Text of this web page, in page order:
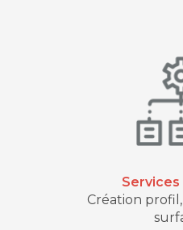
Services
Création